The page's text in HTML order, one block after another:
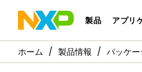
製品 アプリ
製品情報 パッケー